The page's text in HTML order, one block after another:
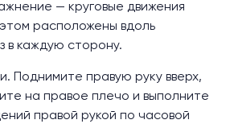
— круговые движения
расположены вдоль
в каждую сторону.
Поднимите правую руку вверх,
на правое плечо и выполните
правой рукой по часовой